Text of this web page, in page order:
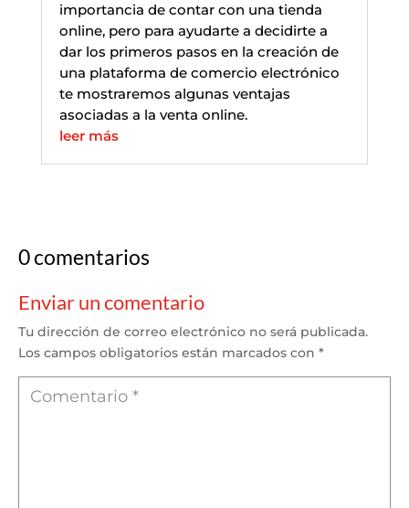
importancia de contar con una tienda
online, pero para ayudarte a decidirte a
dar los primeros pasos en la creación de
una plataforma de comercio electrónico
te mostraremos algunas ventajas
asociadas a la venta online.
leer más
0 comentarios
Enviar un comentario
Tu dirección de correo electrónico no será publicada.
Los campos obligatorios están marcados con*